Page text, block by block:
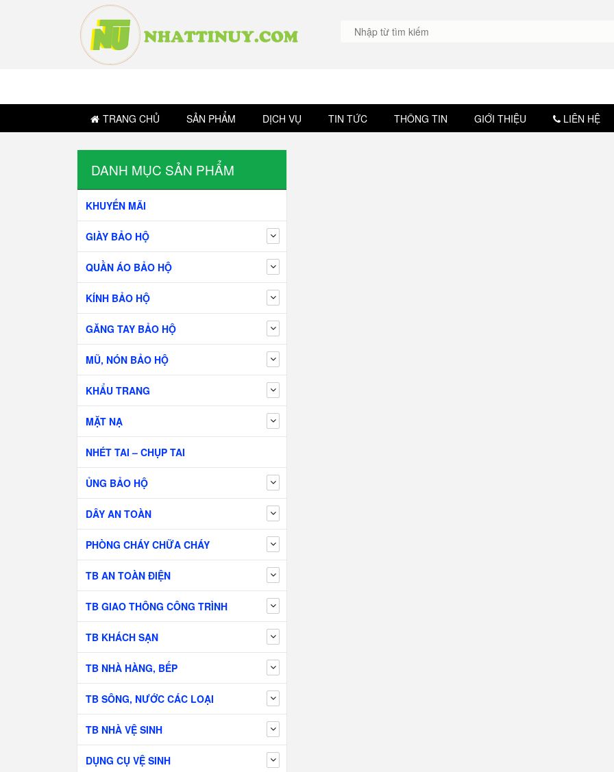
TRANG CHỦ SẢN PHẨM DỊCH VỤ TIN TỨC THÔNG TIN GIỚI THIỆU LIÊN HỆ
DANH MỤC SẢN PHẨM
KHUYẾN MÃI
GIÀY BẢO HỘ
QUẦN ÁO BẢO HỘ
KÍNH BẢO HỘ
GĂNG TAY BẢO HỘ
MŨ, NÓN BẢO HỘ
KHẨU TRANG
MẶT NẠ
NHÉT TAI – CHỤP TAI
ỦNG BẢO HỘ
DÂY AN TOÀN
PHÒNG CHÁY CHỮA CHÁY
TB AN TOÀN ĐIỆN
TB GIAO THÔNG CÔNG TRÌNH
TB KHÁCH SẠN
TB NHÀ HÀNG, BẾP
TB SÔNG, NƯỚC CÁC LOẠI
TB NHÀ VỆ SINH
DỤNG CỤ VỆ SINH